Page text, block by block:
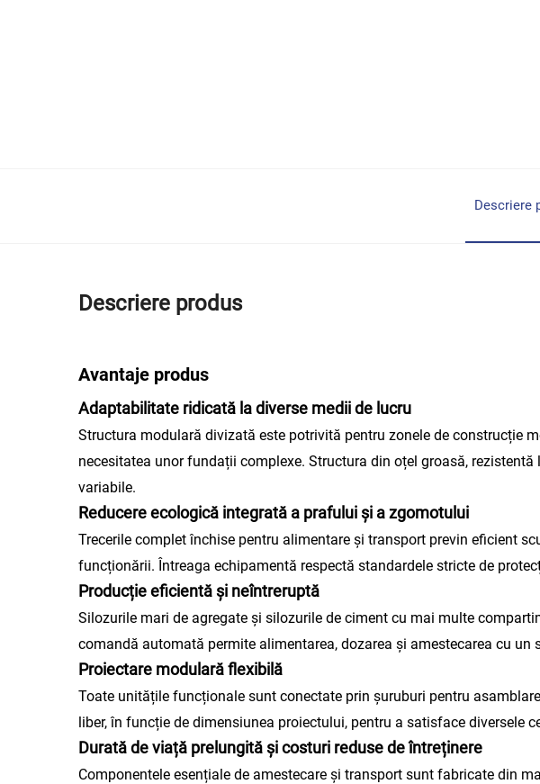
Descriere
Descriere produs
Avantaje produs
Adaptabilitate ridicată la diverse medii de lucru
Structura modulară divizată este potrivită pentru zonele de construcție
necesitatea unor fundații complexe. Structura din oțel groasă,
variabile.
Reducere ecologică integrată a prafului și a zgomotului
Trecerile complet închise pentru alimentare și transport previn eficient
funcționării. Întreaga echipamentă respectă standardele stricte de
Producție eficientă și neîntreruptă
Silozurile mari de agregate și silozurile de ciment cu mai multe
comandă automată permite alimentarea, dozarea și amestecarea cu
Proiectare modulară flexibilă
Toate unitățile funcționale sunt conectate prin șuruburi pentru
liber, în funcție de dimensiunea proiectului, pentru a satisface diversele
Durată de viață prelungită și costuri reduse de întreținere
Componentele esențiale de amestecare și transport sunt fabricate din